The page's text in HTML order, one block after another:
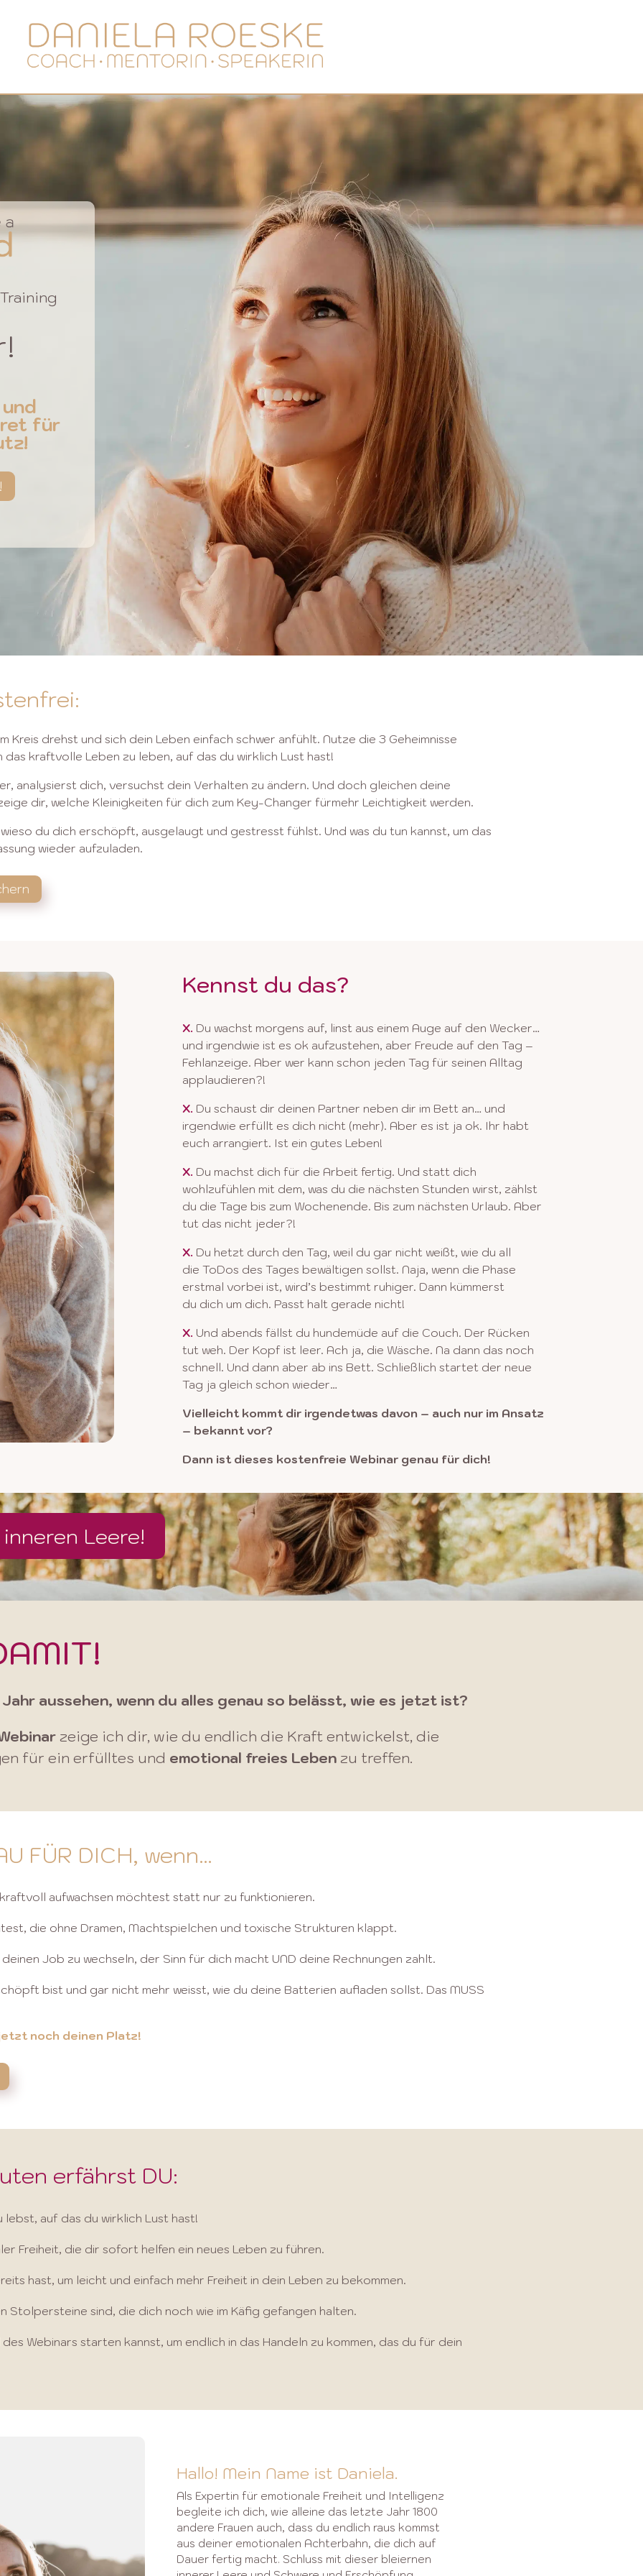
für
Kreis drehst und sich dein Leben einfach schwer anfühlt. Nutze die 3 Geheimnisse
das kraftvolle Leben zu leben, auf das du wirklich Lust hast!
analysierst dich, versuchst dein Verhalten zu ändern. Und doch gleichen deine
dir, welche Kleinigkeiten für dich zum Key-Changer fürmehr Leichtigkeit werden.
wieso du dich erschöpft, ausgelaugt und gestresst fühlst. Und was du tun kannst, um das
wieder aufzuladen.
Kennst du das?
X. Du wachst morgens auf, linst aus einem Auge auf den Wecker…
und irgendwie ist es ok aufzustehen, aber Freude auf den Tag –
Fehlanzeige. Aber wer kann schon jeden Tag für seinen Alltag
applaudieren?!
X. Du schaust dir deinen Partner neben dir im Bett an… und
irgendwie erfüllt es dich nicht (mehr). Aber es ist ja ok. Ihr habt
euch arrangiert. Ist ein gutes Leben!
X. Du machst dich für die Arbeit fertig. Und statt dich
wohlzufühlen mit dem, was du die nächsten Stunden wirst, zählst
du die Tage bis zum Wochenende. Bis zum nächsten Urlaub. Aber
tut das nicht jeder?!
​X. Du hetzt durch den Tag, weil du gar nicht weißt, wie du all
die ToDos des Tages bewältigen sollst. Naja, wenn die Phase
erstmal vorbei ist, wird’s bestimmt ruhiger. Dann kümmerst
du dich um dich. Passt halt gerade nicht!
X. Und abends fällst du hundemüde auf die Couch. Der Rücken
tut weh. Der Kopf ist leer. Ach ja, die Wäsche. Na dann das noch
schnell. Und dann aber ab ins Bett. Schließlich startet der neue
Tag ja gleich schon wieder…
Vielleicht kommt dir irgendetwas davon – auch nur im Ansatz
– bekannt vor?​
Dann ist dieses kostenfreie Webinar genau für dich!
Leere!
Jahr aussehen, wenn du alles genau so belässt, wie es jetzt ist?
zeige ich dir, wie du endlich die Kraft entwickelst,die
für ein erfülltes und emotional freies Leben zu treffen.
FÜR DICH, wenn…
aufwachsen möchtest statt nur zu funktionieren.
die ohne Dramen, Machtspielchen und toxische Strukturen klappt.
Job zu wechseln, der Sinn für dich macht UND deine Rechnungen zahlt.
bist und gar nicht mehr weisst, wie du deine Batterien aufladen sollst.​ Das MUSS
noch deinen Platz!
erfährst DU:
lebst, auf das du wirklich Lust hast!
Freiheit, die dir sofort helfen ein neues Leben zu führen​.
hast, um leicht und einfach mehr Freiheit in dein Leben zu bekommen.
Stolpersteine sind, die dich noch wie im Käfig gefangen halten.
Webinars starten kannst, um endlich in das Handeln zu kommen, das du für dein
Hallo! Mein Name ist Daniela.
Als Expertin für emotionale Freiheit und Intelligenz
begleite ich dich, wie alleine das letzte Jahr 1800
andere Frauen auch, dass du endlich raus kommst
aus deiner emotionalen Achterbahn, die dich auf
Dauer fertig macht. Schluss mit dieser bleiernen